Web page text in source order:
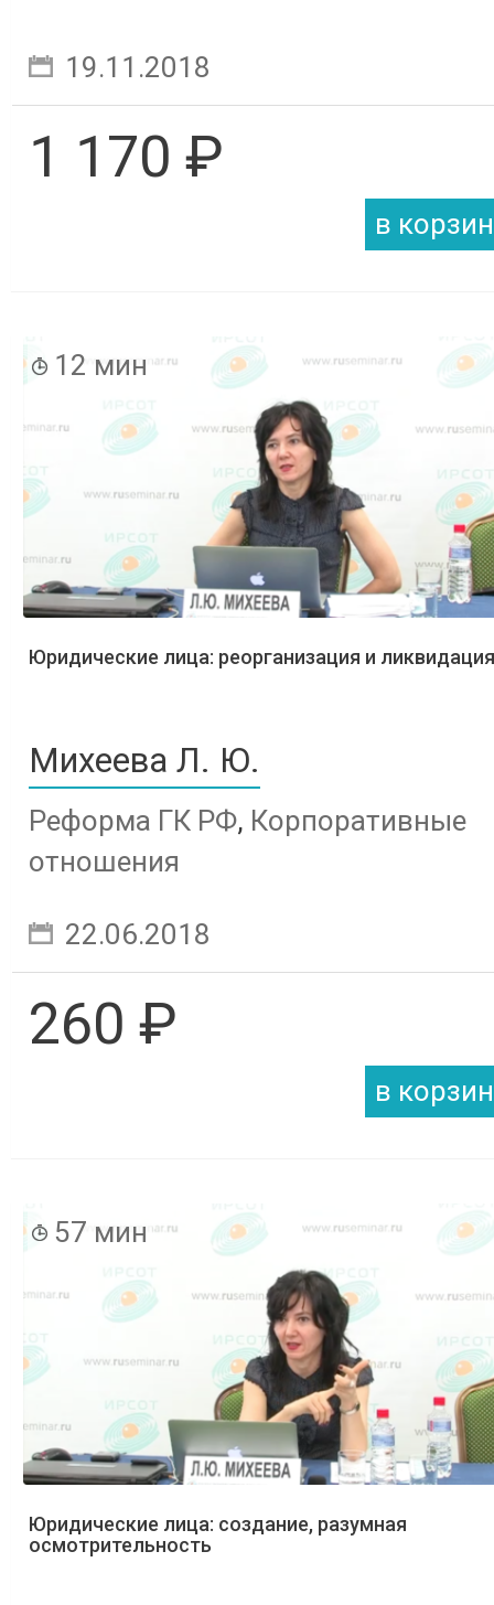
19.11.2018
1 170 ₽
12 мин
Юридические лица: реорганизация и ликвидация
Михеева Л. Ю.
Реформа ГК РФ, Корпоративные
отношения
22.06.2018
260 ₽
57 мин
Юридические лица: создание, разумная
осмотрительность